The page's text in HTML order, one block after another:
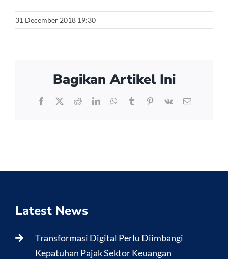
31 December 2018 19:30
Bagikan Artikel Ini
Facebook
X RedditLinkedInWhatsApp
TumblrPinterest
Vk Email
Latest News
Transformasi Digital Perlu Diimbangi
Kepatuhan Pajak Sektor Keuangan